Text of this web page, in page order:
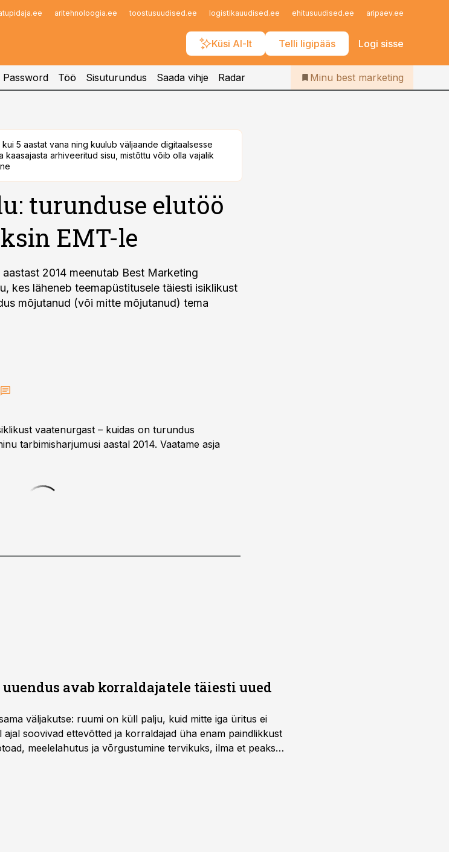
aritehnoloogia.ee toostusuudised.ee logistikauudised.ee ehitusuudised.ee aripaev.ee
Küsi AI-lt Telli ligipääs Logi sisse
Iseteenindus
Telli Bestmarketing
Password Töö Sisuturundus Saada vihje Radar Minu best marketing
5 aastat vana ning kuulub väljaande digitaalsesse
kaasajasta arhiveeritud sisu, mistõttu võib olla vajalik
turunduse elutöö
EMT-le
2014 meenutab Best Marketing
kes läheneb teemapüstitusele täiesti isiklikust
mõjutanud (või mitte mõjutanud) tema
vaatenurgast – kuidas on turundus
tarbimisharjumusi aastal 2014. Vaatame asja
avab korraldajatele täiesti uued
väljakutse: ruumi on küll palju, kuid mitte iga üritus ei
soovivad ettevõtted ja korraldajad üha enam paindlikkust
meelelahutus ja võrgustumine tervikuks, ilma et peaks